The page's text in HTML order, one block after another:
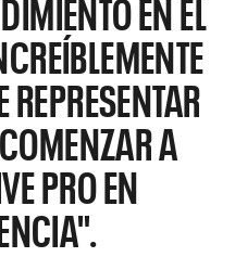
EN EL
A
PRO EN